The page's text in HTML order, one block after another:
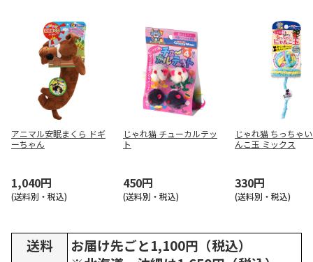
アニマル安眠まくら ドギ
ーちゃん
1,040円
(送料別・税込)
じゃれ猫 チューカルテッ
ト
450円
(送料別・税込)
じゃれ猫 ちっちゃ
んこ玉 ミックス
330円
(送料別・税込)
送料
お届け先ごと1,100円（税込）